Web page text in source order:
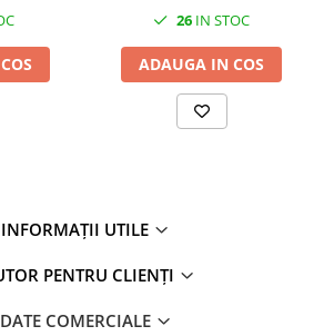
26 IN STOC
ADAUGA IN COS
INFORMAȚII UTILE
PENTRU CLIENȚI
DATE COMERCIALE